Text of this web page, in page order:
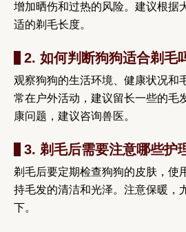
增加晒伤和过热的风险。建议根据
适的剃毛长度。
2. 如何判断狗狗适合剃毛
观察狗狗的生活环境、健康状况和
常在户外活动，建议留长一些的毛
康问题，建议咨询兽医。
3. 剃毛后需要注意哪些护
剃毛后要定期检查狗狗的皮肤，使
持毛发的清洁和光泽。注意保暖，
下。